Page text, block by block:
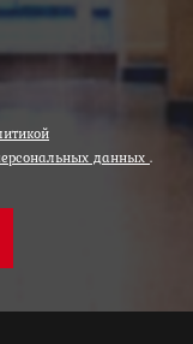
данных .